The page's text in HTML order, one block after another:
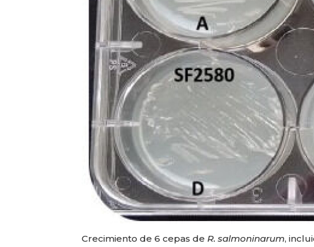
Crecimiento de 6 cepas de R. salmoninarum,